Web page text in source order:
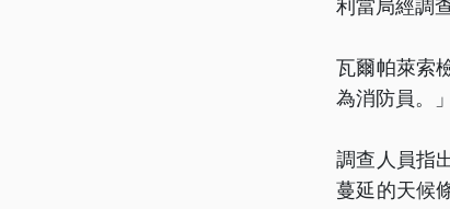
利當局經調
瓦爾帕萊索
為消防員。」
調查人員指
蔓延的天候